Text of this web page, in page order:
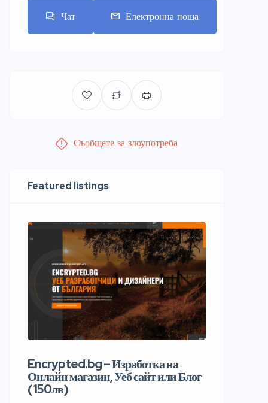
Чат Електронна поща
Съобщете за злоупотреба
Featured listings
Encrypted.bg – Изработка на
Онлайн магазин, Уеб сайт или Блог
( 150лв)